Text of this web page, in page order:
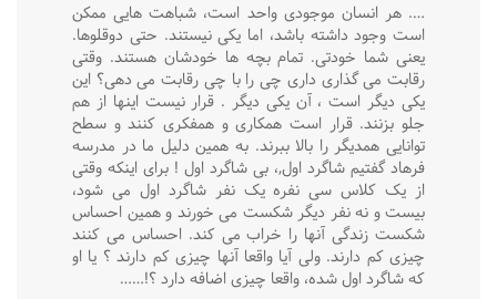
…. هر انسان موجودی واحد است، شباهت هایی ممکن
است وجود داشته باشد، اما یکی نیستند. حتی دوقلوها.
یعنی شما خودتی. تمام بچه ها خودشان هستند. وقتی
رقابت می گذاری داری چی را با چی رقابت می دهی؟ این
یکی دیگر است ، آن یکی دیگر . قرار نیست اینها از هم
جلو بزنند. قرار است همکاری و همفکری کنند و سطح
توانایی همدیگر را بالا ببرند. به همین دلیل ما در مدرسه
فرهاد گفتیم شاگرد اول,، بی شاگرد اول ! برای اینکه وقتی
از یک کلاس سی نفره یک نفر شاگرد اول می شود،
بیست و نه نفر دیگر شکست می خورند و همین احساس
شکست زندگی آنها را خراب می کند. احساس می کنند
چیزی کم دارند. ولی آیا واقعا آنها چیزی کم دارند ؟ یا او
که شاگرد اول شده، واقعا چیزی اضافه دارد ؟!……